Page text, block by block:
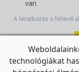
van.
A leiratkozás a hírlevél
For the English
technológiákat